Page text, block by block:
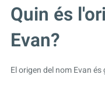
Quin és
Evan?
El origen del nom Evan és